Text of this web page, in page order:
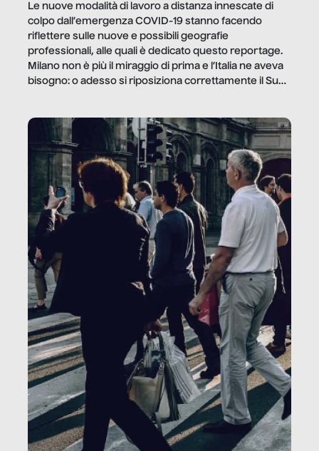
Le nuove modalità di lavoro a distanza innescate di
colpo dall’emergenza COVID-19 stanno facendo
riflettere sulle nuove e possibili geografie
professionali, alle quali è dedicato questo reportage.
Milano non è più il miraggio di prima e l’Italia ne aveva
bisogno: o adesso si riposiziona correttamente il Sud